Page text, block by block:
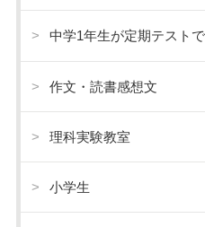
中学1年生が定期テスト
作文・読書感想文
理科実験教室
小学生